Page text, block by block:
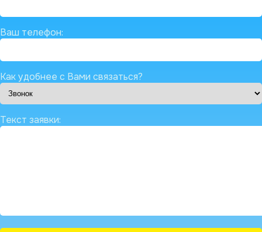
Ваш телефон:
Как удобнее с Вами связаться?
Текст заявки: